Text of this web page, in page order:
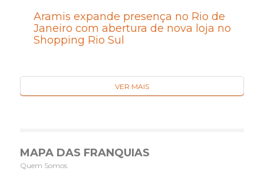
Aramis expande presença no Rio de
Janeiro com abertura de nova loja no
Shopping Rio Sul
VER MAIS
MAPA DAS FRANQUIAS
Quem Somos